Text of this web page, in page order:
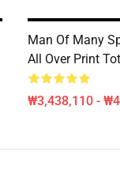
Man Of Many
All Over Print
₩3,438,110 -